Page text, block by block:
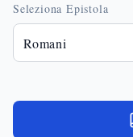
Seleziona Epistola
Romani